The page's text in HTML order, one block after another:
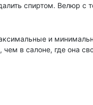
спиртом. Велюр с
и
в салоне, где она